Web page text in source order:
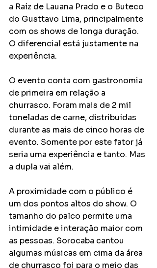
a Raíz de Lauana Prado e o Buteco
do Gusttavo Lima, principalmente
com os shows de longa duração.
O diferencial está justamente na
experiência.
O evento conta com gastronomia
de primeira em relação a
churrasco. Foram mais de 2 mil
toneladas de carne, distribuídas
durante as mais de cinco horas de
evento. Somente por este fator já
seria uma experiência e tanto. Mas
a dupla vai além.
A proximidade com o público é
um dos pontos altos do show. O
tamanho do palco permite uma
intimidade e interação maior com
as pessoas. Sorocaba cantou
algumas músicas em cima da área
de churrasco foi para o meio das